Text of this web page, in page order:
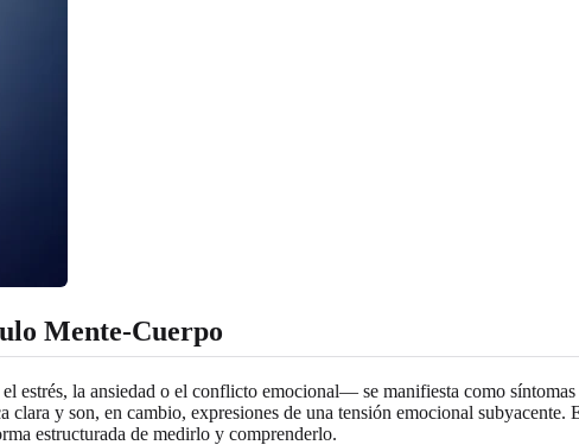
Mente-Cuerpo
estrés, la ansiedad o el conflicto emocional— se manifiesta como
y son, en cambio, expresiones de una tensión emocional subyacente.
estructurada de medirlo y comprenderlo.